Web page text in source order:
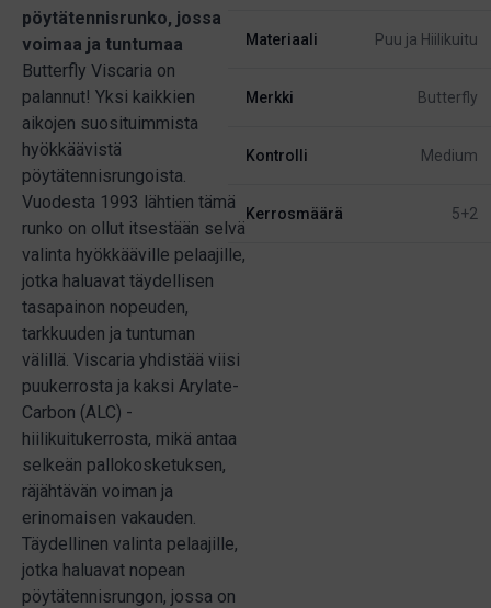
pöytätennisrunko, jossa
voimaa ja tuntumaa
Butterfly Viscaria on
palannut! Yksi kaikkien
aikojen suosituimmista
hyökkäävistä
pöytätennisrungoista.
Vuodesta 1993 lähtien tämä
runko on ollut itsestään selvä
valinta hyökkääville pelaajille,
jotka haluavat täydellisen
tasapainon nopeuden,
tarkkuuden ja tuntuman
välillä. Viscaria yhdistää viisi
puukerrosta ja kaksi Arylate-
Carbon (ALC) -
hiilikuitukerrosta, mikä antaa
selkeän pallokosketuksen,
räjähtävän voiman ja
erinomaisen vakauden.
Täydellinen valinta pelaajille,
jotka haluavat nopean
pöytätennisrungon, jossa on
Materiaali Puu ja Hiilikuitu
Merkki Butterfly
Kontrolli Medium
Kerrosmäärä 5+2